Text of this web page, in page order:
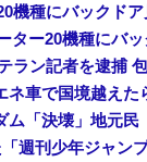
ラン記者を逮捕